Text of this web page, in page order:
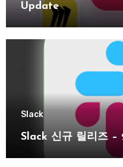
Update
Slack
Slack 신규 릴리즈 –